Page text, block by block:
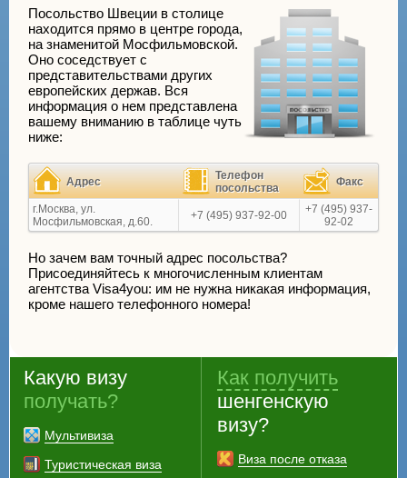
Посольство Швеции в столице
находится прямо в центре города,
на знаменитой Мосфильмовской.
Оно соседствует с
представительствами других
европейских держав. Вся
информация о нем представлена
вашему вниманию в таблице чуть
ниже:
Адрес
Телефон
посольства
Факс
г.Москва, ул.
Мосфильмовская, д.60.
+7 (495) 937-92-00
+7 (495) 937-
92-02
Но зачем вам точный адрес посольства?
Присоединяйтесь к многочисленным клиентам
агентства Visa4you: им не нужна никакая информация,
кроме нашего телефонного номера!
Какую визу
получать?
Мультивиза
Туристическая виза
Как получить
шенгенскую
визу?
Виза после отказа